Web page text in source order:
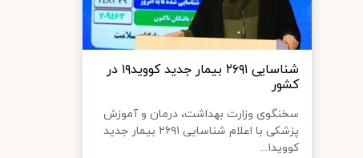
شناسایی ۲۶۹۱ بیمار جدید کووید۱۹ در
کشور
سخنگوی وزارت بهداشت، درمان و آموزش
پزشکی با اعلام شناسایی ۲۶۹۱ بیمار جدید
کووید۱...